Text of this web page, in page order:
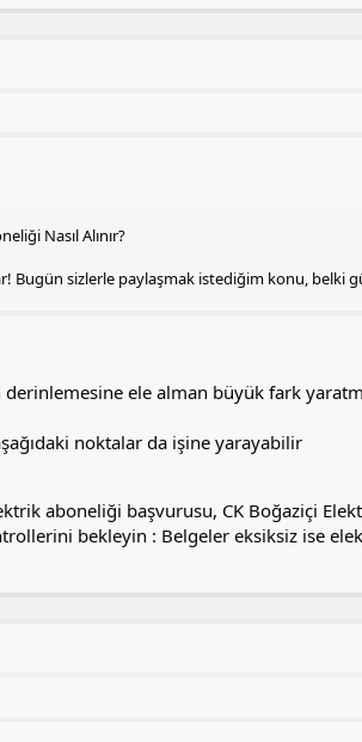
Nasıl Alınır?
Bugün sizlerle paylaşmak istediğim konu, belki
ele alman büyük fark
noktalar da işine yarayabilir
aboneliği başvurusu, CK Boğaziçi
bekleyin : Belgeler eksiksiz ise